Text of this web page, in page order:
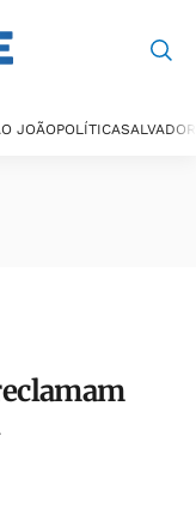
JOÃOPOLÍTICASALVADOR